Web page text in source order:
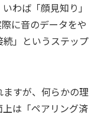
わば「顔見知り」
に音のデータをや
」というステップ
すが、何らかの理
は「ペアリング済